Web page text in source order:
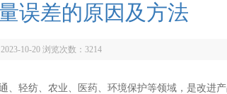
误差的原因及方法
10-20 浏览次数： 3214
轻纺、农业、医药、环境保护等领域，是改进